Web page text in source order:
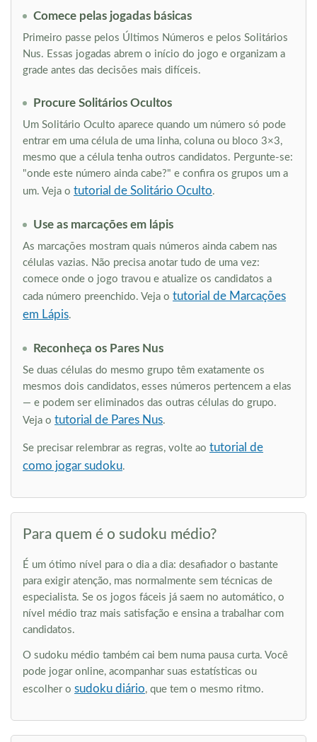
Comece pelas jogadas básicas
Primeiro passe pelos Últimos Números e pelos Solitários
Nus. Essas jogadas abrem o início do jogo e organizam a
grade antes das decisões mais difíceis.
Procure Solitários Ocultos
Um Solitário Oculto aparece quando um número só pode
entrar em uma célula de uma linha, coluna ou bloco 3×3,
mesmo que a célula tenha outros candidatos. Pergunte-se:
"onde este número ainda cabe?" e confira os grupos um a
um. Veja o tutorial de Solitário Oculto.
Use as marcações em lápis
As marcações mostram quais números ainda cabem nas
células vazias. Não precisa anotar tudo de uma vez:
comece onde o jogo travou e atualize os candidatos a
cada número preenchido. Veja o tutorial de Marcações
em Lápis.
Reconheça os Pares Nus
Se duas células do mesmo grupo têm exatamente os
mesmos dois candidatos, esses números pertencem a elas
— e podem ser eliminados das outras células do grupo.
Veja o tutorial de Pares Nus.
Se precisar relembrar as regras, volte ao tutorial de
como jogar sudoku.
Para quem é o sudoku médio?
É um ótimo nível para o dia a dia: desafiador o bastante
para exigir atenção, mas normalmente sem técnicas de
especialista. Se os jogos fáceis já saem no automático, o
nível médio traz mais satisfação e ensina a trabalhar com
candidatos.
O sudoku médio também cai bem numa pausa curta. Você
pode jogar online, acompanhar suas estatísticas ou
escolher o sudoku diário, que tem o mesmo ritmo.